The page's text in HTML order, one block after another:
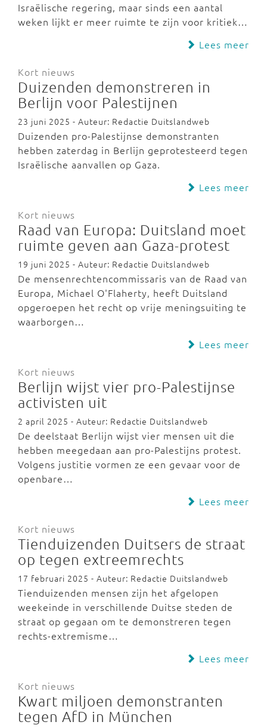
Israëlische regering, maar sinds een aantal
weken lijkt er meer ruimte te zijn voor kritiek…
Lees meer
Kort nieuws
Duizenden demonstreren in
Berlijn voor Palestijnen
23 juni 2025 - Auteur: Redactie Duitslandweb
Duizenden pro-Palestijnse demonstranten
hebben zaterdag in Berlijn geprotesteerd tegen
Israëlische aanvallen op Gaza.
Lees meer
Kort nieuws
Raad van Europa: Duitsland moet
ruimte geven aan Gaza-protest
19 juni 2025 - Auteur: Redactie Duitslandweb
De mensenrechtencommissaris van de Raad van
Europa, Michael O'Flaherty, heeft Duitsland
opgeroepen het recht op vrije meningsuiting te
waarborgen…
Lees meer
Kort nieuws
Berlijn wijst vier pro-Palestijnse
activisten uit
2 april 2025 - Auteur: Redactie Duitslandweb
De deelstaat Berlijn wijst vier mensen uit die
hebben meegedaan aan pro-Palestijns protest.
Volgens justitie vormen ze een gevaar voor de
openbare…
Lees meer
Kort nieuws
Tienduizenden Duitsers de straat
op tegen extreemrechts
17 februari 2025 - Auteur: Redactie Duitslandweb
Tienduizenden mensen zijn het afgelopen
weekeinde in verschillende Duitse steden de
straat op gegaan om te demonstreren tegen
rechts-extremisme…
Lees meer
Kort nieuws
Kwart miljoen demonstranten
tegen AfD in München